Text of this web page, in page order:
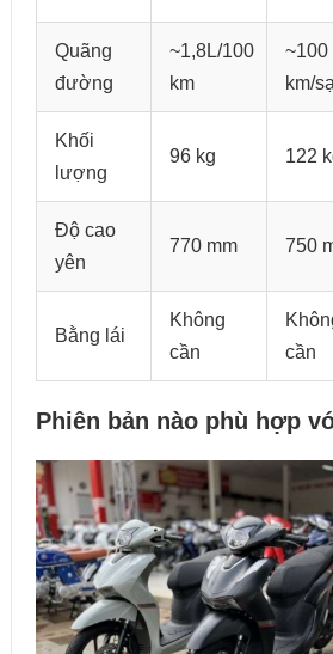
Quãng
đường
~1,8L/100
km
~100
km/
Khối
lượng
96 kg 122
Độ cao
yên
770 mm 750
Bằng lái
Không
cần
cần
Phiên bản nào phù hợp